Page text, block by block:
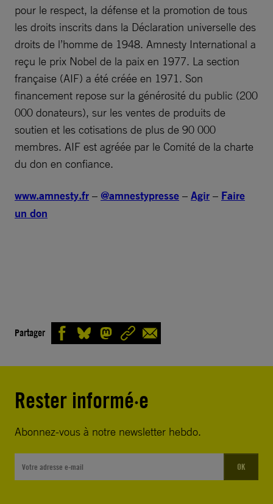
pour le respect, la défense et la promotion de tous
les droits inscrits dans la Déclaration universelle des
droits de l’homme de 1948. Amnesty International a
reçu le prix Nobel de la paix en 1977. La section
française (AIF) a été créée en 1971. Son
financement repose sur la générosité du public (200
000 donateurs), sur les ventes de produits de
soutien et les cotisations de plus de 90 000
membres. AIF est agréée par le Comité de la charte
du don en confiance.
www.amnesty.fr – @amnestypresse – Agir – Faire
un don
Partager
Rester informé·e
Abonnez-vous à notre newsletter hebdo.
OK